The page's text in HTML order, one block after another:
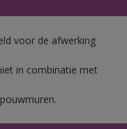
voor de afwerking
in combinatie met